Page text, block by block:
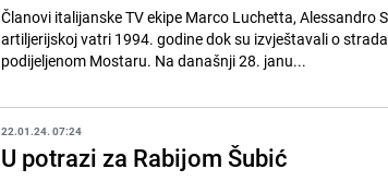
Članovi italijanske TV ekipe Marco Luchetta, Alessandro
artiljerijskoj vatri 1994. godine dok su izvještavali o
podijeljenom Mostaru. Na današnji 28. janu...
22.01.24. 07:24
U potrazi za Rabijom Šubić